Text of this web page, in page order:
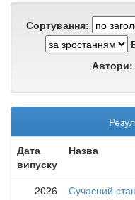
Сортування:
Автори:
Дата
випуску
Назва
2026
Сучасний